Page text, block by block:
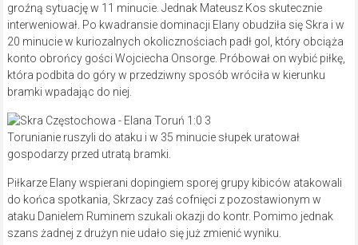
groźną sytuację w 11 minucie. Jednak Mateusz Kos skutecznie
interweniował. Po kwadransie dominacji Elany obudziła się Skra i w
20 minucie w kuriozalnych okolicznościach padł gol, który obciąża
konto obrońcy gości Wojciecha Onsorge. Próbował on wybić piłkę,
która podbita do góry w przedziwny sposób wróciła w kierunku
bramki wpadając do niej.
Torunianie ruszyli do ataku i w 35 minucie słupek uratował
gospodarzy przed utratą bramki.
Piłkarze Elany wspierani dopingiem sporej grupy kibiców atakowali
do końca spotkania, Skrzacy zaś cofnięci z pozostawionym w
ataku Danielem Ruminem szukali okazji do kontr. Pomimo jednak
szans żadnej z drużyn nie udało się już zmienić wyniku.